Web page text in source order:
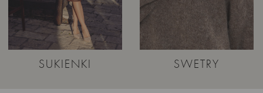
SUKIENKI SWETRY